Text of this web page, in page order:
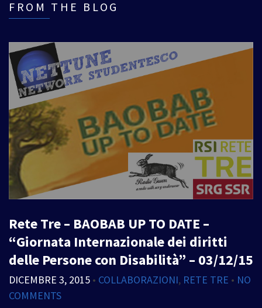
FROM THE BLOG
Rete Tre – BAOBAB UP TO DATE –
“Giornata Internazionale dei diritti
delle Persone con Disabilità” – 03/12/15
DICEMBRE 3, 2015 • COLLABORAZIONI, RETE TRE • NO
COMMENTS